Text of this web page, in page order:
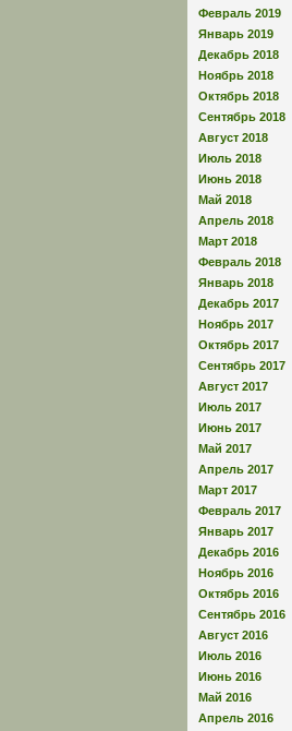
Февраль 2019
Январь 2019
Декабрь 2018
Ноябрь 2018
Октябрь 2018
Сентябрь 2018
Август 2018
Июль 2018
Июнь 2018
Май 2018
Апрель 2018
Март 2018
Февраль 2018
Январь 2018
Декабрь 2017
Ноябрь 2017
Октябрь 2017
Сентябрь 2017
Август 2017
Июль 2017
Июнь 2017
Май 2017
Апрель 2017
Март 2017
Февраль 2017
Январь 2017
Декабрь 2016
Ноябрь 2016
Октябрь 2016
Сентябрь 2016
Август 2016
Июль 2016
Июнь 2016
Май 2016
Апрель 2016